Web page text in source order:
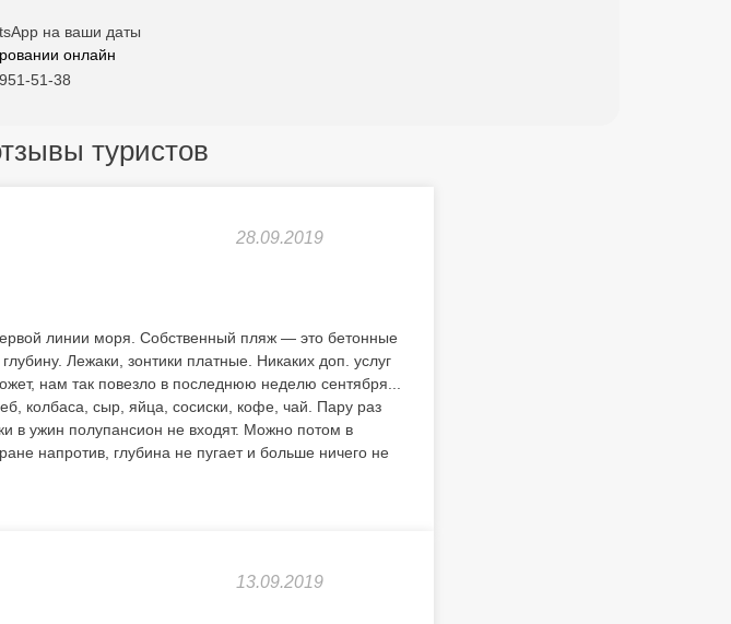
на ваши даты
онлайн
51-38
туристов
28.09.2019
линии моря. Собственный пляж — это бетонные
Лежаки, зонтики платные. Никаких доп. услуг
нам так повезло в последнюю неделю сентября...
колбаса, сыр, яйца, сосиски, кофе, чай. Пару раз
в ужин полупансион не входят. Можно потом в
напротив, глубина не пугает и больше ничего не
13.09.2019